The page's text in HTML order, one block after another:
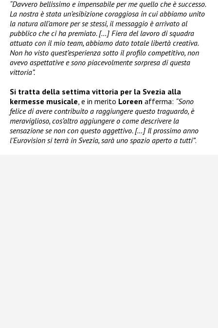
“Davvero bellissimo e impensabile per me quello che è successo.
La nostra è stata un’esibizione coraggiosa in cui abbiamo unito
la natura all’amore per se stessi, il messaggio è arrivato al
pubblico che ci ha premiato. […] Fiera del lavoro di squadra
attuato con il mio team, abbiamo dato totale libertà creativa.
Non ho visto quest’esperienza sotto il profilo competitivo, non
avevo aspettative e sono piacevolmente sorpresa di questa
vittoria”.
Si tratta della settima vittoria per la Svezia alla
kermesse musicale , e in merito Loreen afferma: “Sono
felice di avere contribuito a raggiungere questo traguardo, è
meraviglioso, cos’altro aggiungere o come descrivere la
sensazione se non con questo aggettivo. […] Il prossimo anno
l’Eurovision si terrà in Svezia, sarà uno spazio aperto a tutti”.